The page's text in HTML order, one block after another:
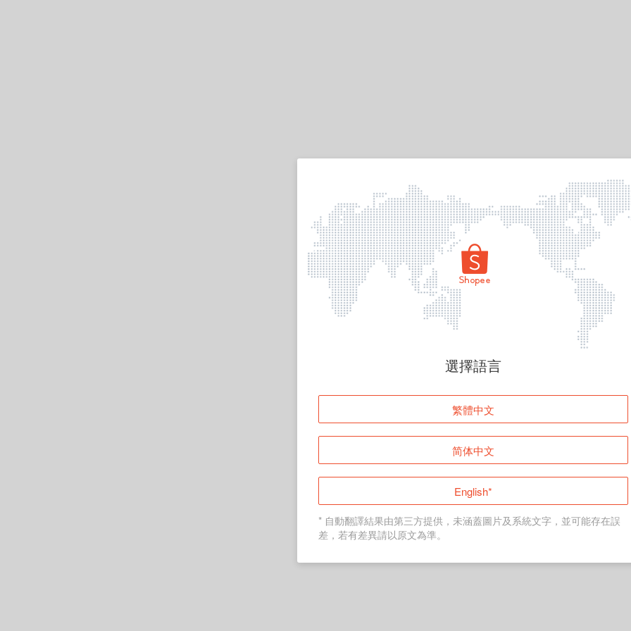
頁面無法顯示
登入
返回首頁
選擇語言
繁體中文
简体中文
English*
* 自動翻譯結果由第三方提供，未涵蓋圖片及系統文字，並可能存在誤
差，若有差異請以原文為準。